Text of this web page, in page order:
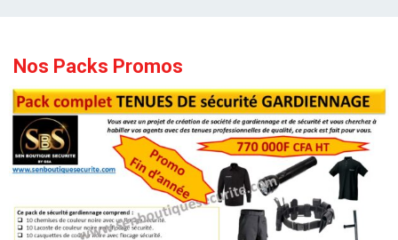
Nos Packs Promos